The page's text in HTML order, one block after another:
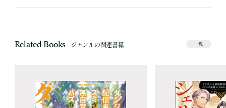
Related Books ジャンルの関連書籍 一覧